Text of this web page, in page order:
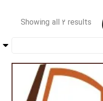
Showing all 2 results